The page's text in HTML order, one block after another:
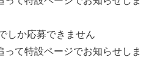
しか応募できません
て特設ページでお知らせしま